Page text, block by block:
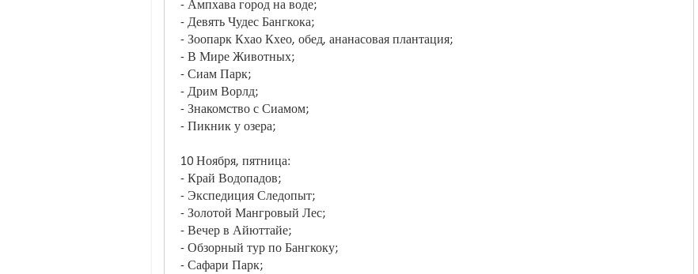
- Ампхава город на воде;
- Девять Чудес Бангкока;
- Зоопарк Кхао Кхео, обед, ананасовая плантация;
- В Мире Животных;
- Сиам Парк;
- Дрим Ворлд;
- Знакомство с Сиамом;
- Пикник у озера;
10 Ноября, пятница:
- Край Водопадов;
- Экспедиция Следопыт;
- Золотой Мангровый Лес;
- Вечер в Айюттайе;
- Обзорный тур по Бангкоку;
- Сафари Парк;